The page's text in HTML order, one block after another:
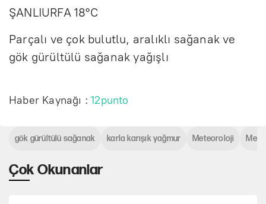
ŞANLIURFA 18°C
Parçalı ve çok bulutlu, aralıklı sağanak ve
gök gürültülü sağanak yağışlı
Haber Kaynağı :12punto
Çok Okunanlar
gök gürültülü sağanak karla karışık yağmur Meteoroloji